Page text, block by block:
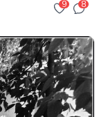
9 8